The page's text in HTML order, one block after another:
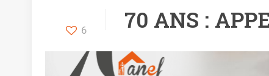
6 70 ANS :